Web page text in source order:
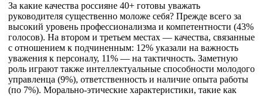
За какие качества россияне 40+ готовы уважать
руководителя существенно моложе себя? Прежде всего за
высокий уровень профессионализма и компетентности (43%
голосов). На втором и третьем местах — качества, связанные
с отношением к подчиненным: 12% указали на важность
уважения к персоналу, 11% — на тактичность. Заметную
роль играют также интеллектуальные способности молодого
управленца (9%), ответственность и наличие опыта работы
(по 7%). Морально-этические характеристики, такие как